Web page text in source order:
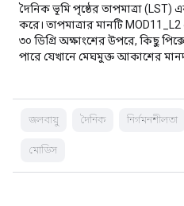
দৈনিক ভূমি পৃষ্ঠের তাপমাত্রা (LST)
করে। তাপমাত্রার মানটি
৩০ ডিগ্রি অক্ষাংশের উপরে, কিছু
পারে যেখানে মেঘমুক্ত আকাশের
জলবায়ু দৈনিক নির্গমনশীলতা
মোডিস